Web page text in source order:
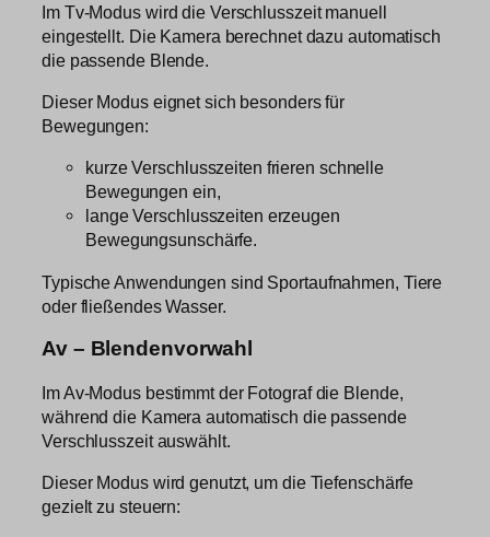
Im Tv-Modus wird die Verschlusszeit manuell
eingestellt. Die Kamera berechnet dazu automatisch
die passende Blende.
Dieser Modus eignet sich besonders für
Bewegungen:
kurze Verschlusszeiten frieren schnelle
Bewegungen ein,
lange Verschlusszeiten erzeugen
Bewegungsunschärfe.
Typische Anwendungen sind Sportaufnahmen, Tiere
oder fließendes Wasser.
Av – Blendenvorwahl
Im Av-Modus bestimmt der Fotograf die Blende,
während die Kamera automatisch die passende
Verschlusszeit auswählt.
Dieser Modus wird genutzt, um die Tiefenschärfe
gezielt zu steuern: